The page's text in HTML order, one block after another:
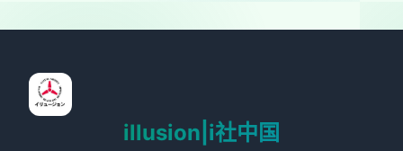
illusion|i社中国